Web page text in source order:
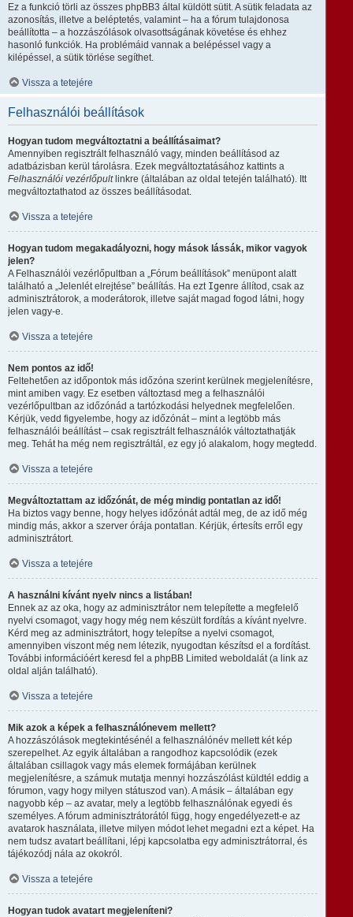
Ez a funkció törli az összes phpBB3 által küldött sütit. A sütik feladata az
azonosítás, illetve a beléptetés, valamint – ha a fórum tulajdonosa
beállította – a hozzászólások olvasottságának követése és ehhez
hasonló funkciók. Ha problémáid vannak a belépéssel vagy a
kilépéssel, a sütik törlése segíthet.
Vissza a tetejére
Felhasználói beállítások
Hogyan tudom megváltoztatni a beállításaimat?
Amennyiben regisztrált felhasználó vagy, minden beállításod az
adatbázisban kerül tárolásra. Ezek megváltoztatásához kattints a
Felhasználói vezérlőpultlinkre (általában az oldal tetején található). Itt
megváltoztathatod az összes beállításodat.
Vissza a tetejére
Hogyan tudom megakadályozni, hogy mások lássák, mikor vagyok
jelen?
A Felhasználói vezérlőpultban a „Fórum beállítások” menüpont alatt
található a „Jelenlét elrejtése” beállítás. Ha ezt Igenre állítod, csak az
adminisztrátorok, a moderátorok, illetve saját magad fogod látni, hogy
jelen vagy-e.
Vissza a tetejére
Nem pontos az idő!
Feltehetően az időpontok más időzóna szerint kerülnek megjelenítésre,
mint amiben vagy. Ez esetben változtasd meg a felhasználói
vezérlőpultban az időzónád a tartózkodási helyednek megfelelően.
Kérjük, vedd figyelembe, hogy az időzónát – mint a legtöbb más
felhasználói beállítást – csak regisztrált felhasználók változtathatják
meg. Tehát ha még nem regisztráltál, ez egy jó alakalom, hogy megtedd.
Vissza a tetejére
Megváltoztattam az időzónát, de még mindig pontatlan az idő!
Ha biztos vagy benne, hogy helyes időzónát adtál meg, de az idő még
mindig más, akkor a szerver órája pontatlan. Kérjük, értesíts erről egy
adminisztrátort.
Vissza a tetejére
A használni kívánt nyelv nincs a listában!
Ennek az az oka, hogy az adminisztrátor nem telepítette a megfelelő
nyelvi csomagot, vagy hogy még nem készült fordítás a kívánt nyelvre.
Kérd meg az adminisztrátort, hogy telepítse a nyelvi csomagot,
amennyiben viszont még nem létezik, nyugodtan készítsd el a fordítást.
További információért keresd fel a phpBB Limited weboldalát (a link az
oldal alján található).
Vissza a tetejére
Mik azok a képek a felhasználónevem mellett?
A hozzászólások megtekintésénél a felhasználónév mellett két kép
szerepelhet. Az egyik általában a rangodhoz kapcsolódik (ezek
általában csillagok vagy más elemek formájában kerülnek
megjelenítésre, a számuk mutatja mennyi hozzászólást küldtél eddig a
fórumon, vagy hogy milyen státuszod van). A másik – általában egy
nagyobb kép – az avatar, mely a legtöbb felhasználónak egyedi és
személyes. A fórum adminisztrátorától függ, hogy engedélyezett-e az
avatarok használata, illetve milyen módot lehet megadni ezt a képet. Ha
nem tudsz avatart beállítani, lépj kapcsolatba egy adminisztrátorral, és
tájékozódj nála az okokról.
Vissza a tetejére
Hogyan tudok avatart megjeleníteni?